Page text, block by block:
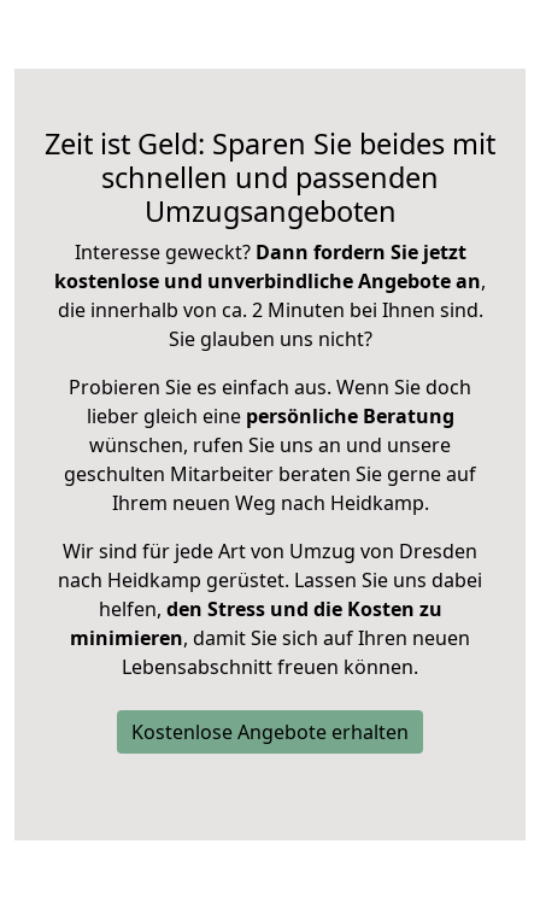
Zeit ist Geld: Sparen Sie beides mit
schnellen und passenden
Umzugsangeboten
Interesse geweckt? Dann fordern Sie jetzt
kostenlose und unverbindliche Angebote an,
die innerhalb von ca. 2 Minuten bei Ihnen sind.
Sie glauben uns nicht?
Probieren Sie es einfach aus. Wenn Sie doch
lieber gleich eine persönliche Beratung
wünschen, rufen Sie uns an und unsere
geschulten Mitarbeiter beraten Sie gerne auf
Ihrem neuen Weg nach Heidkamp.
Wir sind für jede Art von Umzug von Dresden
nach Heidkamp gerüstet. Lassen Sie uns dabei
helfen, den Stress und die Kosten zu
minimieren, damit Sie sich auf Ihren neuen
Lebensabschnitt freuen können.
Kostenlose Angebote erhalten